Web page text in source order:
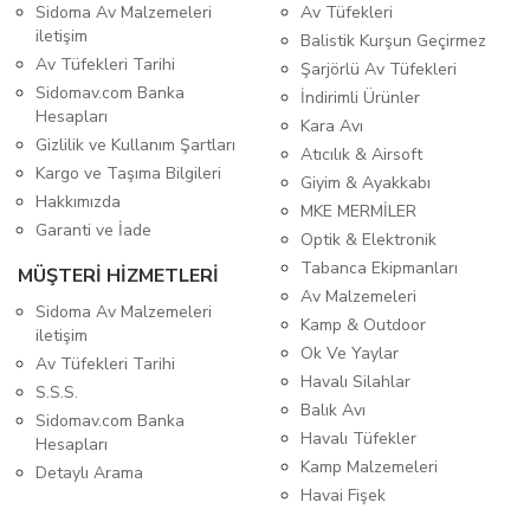
Sidoma Av Malzemeleri
iletişim
Av Tüfekleri Tarihi
Sidomav.com Banka
Hesapları
Gizlilik ve Kullanım Şartları
Kargo ve Taşıma Bilgileri
Hakkımızda
Garanti ve İade
MÜŞTERİ HİZMETLERİ
Sidoma Av Malzemeleri
iletişim
Av Tüfekleri Tarihi
S.S.S.
Sidomav.com Banka
Hesapları
Detaylı Arama
Av Tüfekleri
Balistik Kurşun Geçirmez
Şarjörlü Av Tüfekleri
İndirimli Ürünler
Kara Avı
Atıcılık & Airsoft
Giyim & Ayakkabı
MKE MERMİLER
Optik & Elektronik
Tabanca Ekipmanları
Av Malzemeleri
Kamp & Outdoor
Ok Ve Yaylar
Havalı Silahlar
Balık Avı
Havalı Tüfekler
Kamp Malzemeleri
Havai Fişek